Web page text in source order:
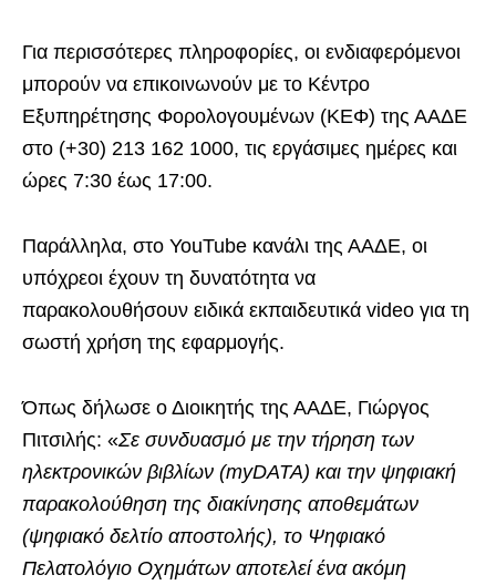
Για περισσότερες πληροφορίες, οι ενδιαφερόμενοι
μπορούν να επικοινωνούν με το Κέντρο
Εξυπηρέτησης Φορολογουμένων (ΚΕΦ) της ΑΑΔΕ
στο (+30) 213 162 1000, τις εργάσιμες ημέρες και
ώρες 7:30 έως 17:00.
Παράλληλα, στο YouTube κανάλι της ΑΑΔΕ, οι
υπόχρεοι έχουν τη δυνατότητα να
παρακολουθήσουν ειδικά εκπαιδευτικά video για τη
σωστή χρήση της εφαρμογής.
Όπως δήλωσε ο Διοικητής της ΑΑΔΕ, Γιώργος
Πιτσιλής: «Σε συνδυασμό με την τήρηση των
ηλεκτρονικών βιβλίων (myDATA) και την ψηφιακή
παρακολούθηση της διακίνησης αποθεμάτων
(ψηφιακό δελτίο αποστολής), το Ψηφιακό
Πελατολόγιο Οχημάτων αποτελεί ένα ακόμη